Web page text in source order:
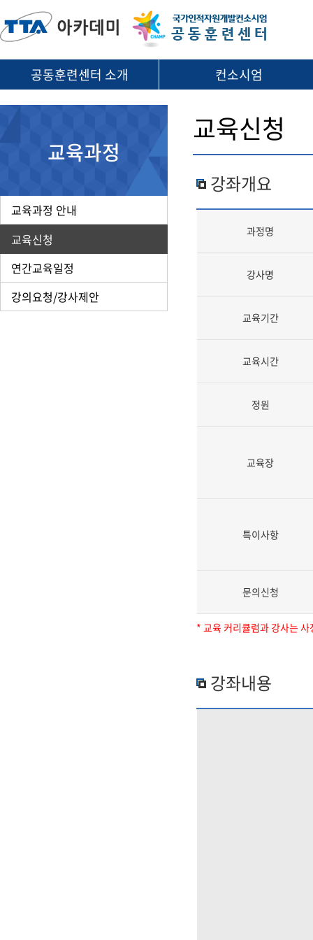
공동훈련센터 소개 컨소시엄
교육과정
교육과정 안내
교육신청
연간교육일정
강의요청/강사제안
교육신청
강좌개요
과정명
강사명
교육기간
교육시간
정원
교육장
특이사항
문의신청
* 교육 커리큘럼과 강사는
강좌내용